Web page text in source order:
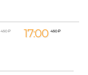
450 ₽ 17:00 450 ₽